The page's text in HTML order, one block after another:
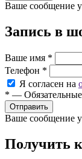
Ваше сообщение
Запись в
Ваше имя *
Телефон *
Я согласен на
* —
Ваше сообщение
Получить